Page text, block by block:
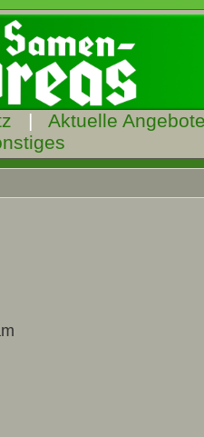
| Aktuelle